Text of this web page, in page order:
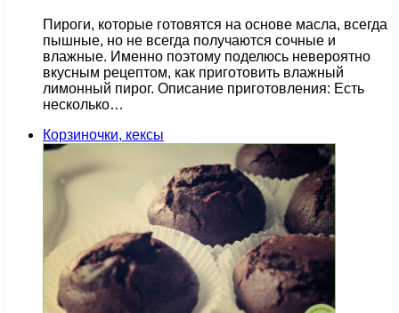
Пироги, которые готовятся на основе масла, всегда
пышные, но не всегда получаются сочные и
влажные. Именно поэтому поделюсь невероятно
вкусным рецептом, как приготовить влажный
лимонный пирог. Описание приготовления: Есть
несколько…
Корзиночки, кексы